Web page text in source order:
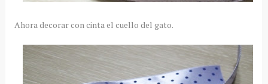
Ahora decorar con cinta el cuello del gato.